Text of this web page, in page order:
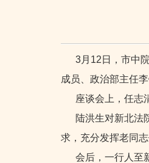
3月12日，市中
成员、政治部主任
座谈会上，任志
陆洪生对新北法
求，充分发挥老同
会后，一行人至